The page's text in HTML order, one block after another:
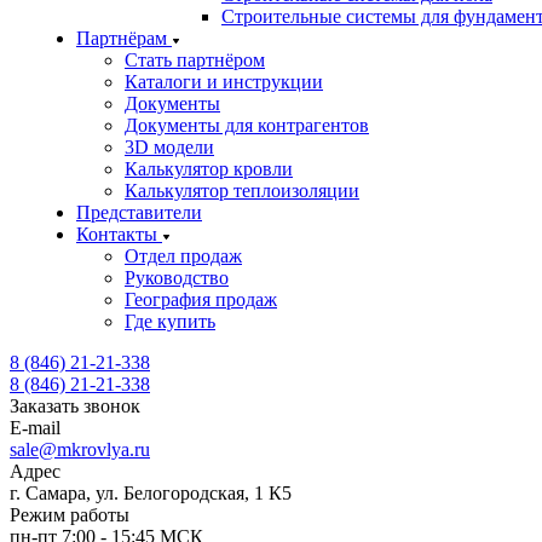
Строительные системы для
Партнёрам
Стать партнёром
Каталоги и инструкции
Документы
Документы для контрагентов
3D модели
Калькулятор кровли
Калькулятор теплоизоляции
Представители
Контакты
Отдел продаж
Руководство
География продаж
Где купить
8 (846) 21-21-338
8 (846) 21-21-338
Заказать звонок
E-mail
sale@mkrovlya.ru
Адрес
г. Самара, ул. Белогородская, 1 К5
Режим работы
пн-пт 7:00 - 15:45 МСК